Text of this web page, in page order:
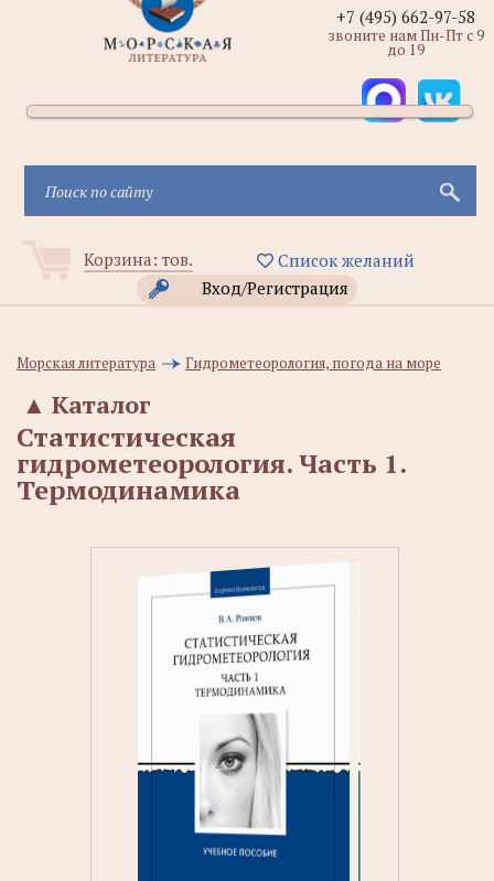
Корзина: тов.
Список желаний
Вход/Регистрация
+7 (495) 662-97-58
звоните нам Пн-Пт с 9
до 19
Морская литература Гидрометеорология, погода на море
Каталог
▲
Статистическая
гидрометеорология. Часть 1.
Термодинамика